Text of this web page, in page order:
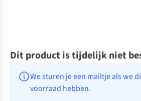
Dit product is tijdelijk niet
We sturen je een mailtje als we
voorraad hebben.